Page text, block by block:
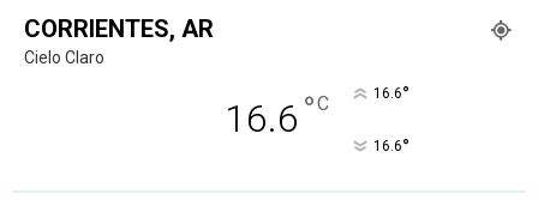
CORRIENTES, AR
Cielo Claro
16.6 °C 16.6°
16.6°